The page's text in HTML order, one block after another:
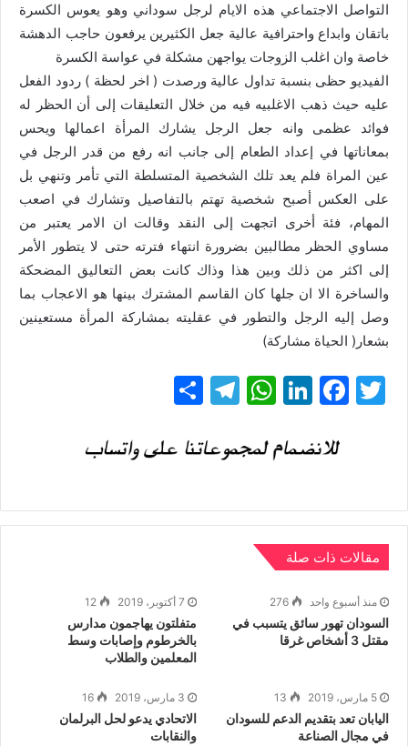
التواصل الاجتماعي هذه الايام لرجل سوداني وهو يعوس الكسرة
باتقان وابداع واحترافية عالية جعل الكثيرين يرفعون حاجب الدهشة
خاصة وان اغلب الزوجات يواجهن مشكلة في عواسة الكسرة
الفيديو حظى بنسبة تداول عالية ورصدت ( اخر لحظة ) ردود الفعل
عليه حيث ذهب الاغلبيه فيه من خلال التعليقات إلى أن الحظر له
فوائد عظمى وانه جعل الرجل يشارك المرأة اعمالها ويحس
بمعاناتها في إعداد الطعام إلى جانب انه رفع من قدر الرجل في
عين المراة فلم يعد تلك الشخصية المتسلطة التي تأمر وتنهي بل
على العكس أصبح شخصية تهتم بالتفاصيل وتشارك في اصعب
المهام، فئة أخرى اتجهت إلى النقد وقالت ان الامر يعتبر من
مساوي الحظر مطالبين بضرورة انتهاء فترته حتى لا يتطور الأمر
إلى اكثر من ذلك وبين هذا وذاك كانت بعض التعاليق المضحكة
والساخرة الا ان جلها كان القاسم المشترك بينها هو الاعجاب بما
وصل إليه الرجل والتطور في عقليته بمشاركة المرأة مستعينين
بشعار( الحياة مشاركة)
T
itt
F
c
b
o
o
k
Li
k
dI
n
W
at
A
p
T
e
a
m
ر
مقالات ذات صلة
منذ أسبوع واحد 276
السودان تهور سائق يتسبب في
مقتل 3 أشخاص غرقا
7 أكتوبر، 2019 12
متفلتون يهاجمون مدارس
بالخرطوم وإصابات وسط
المعلمين والطلاب
5 مارس، 2019 13
اليابان تعد بتقديم الدعم للسودان
في مجال الصناعة
3 مارس، 2019 16
الاتحادي يدعو لحل البرلمان
والنقابات